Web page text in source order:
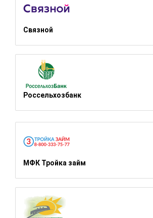
Связной
Россельхозбанк
МФК Тройка займ